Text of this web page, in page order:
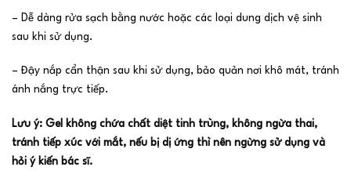
– Dễ dàng rửa sạch bằng nước hoặc các loại dung dịch vệ sinh
sau khi sử dụng.
– Đậy nắp cẩn thận sau khi sử dụng, bảo quản nơi khô mát, tránh
ánh nắng trực tiếp.
Lưu ý: Gel không chứa chất diệt tinh trùng, không ngừa thai,
tránh tiếp xúc với mắt, nếu bị dị ứng thì nên ngừng sử dụng và
hỏi ý kiến bác sĩ.